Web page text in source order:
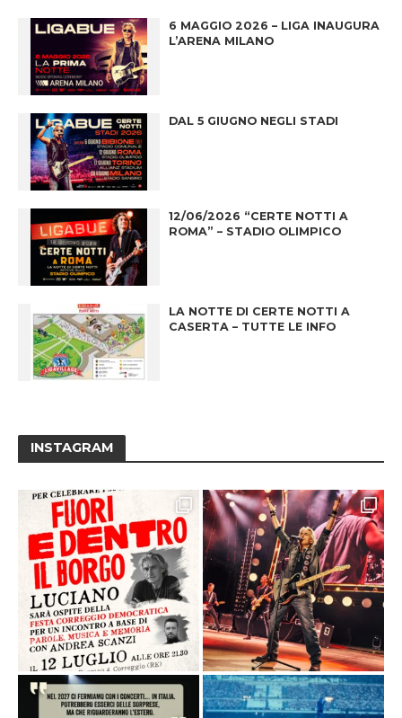
6 MAGGIO 2026 – LIGA INAUGURA
L’ARENA MILANO
DAL 5 GIUGNO NEGLI STADI
12/06/2026 “CERTE NOTTI A
ROMA” – STADIO OLIMPICO
LA NOTTE DI CERTE NOTTI A
CASERTA – TUTTE LE INFO
INSTAGRAM